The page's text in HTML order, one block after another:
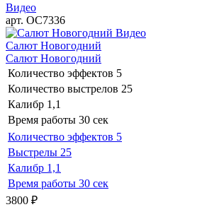
Видео
арт. ОС7336
Видео
Салют Новогодний
Салют Новогодний
Количество эффектов 5
Количество выстрелов 25
Калибр 1,1
Время работы 30 сек
Количество эффектов 5
Выстрелы 25
Калибр 1,1
Время работы 30 сек
3800 ₽